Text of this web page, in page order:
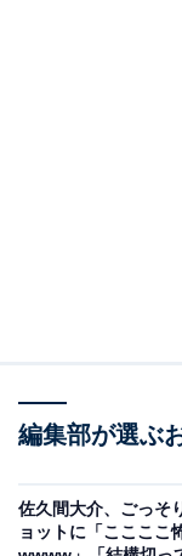
編集部が選ぶ
佐久間大介、ごっそ
ョットに「ここここ